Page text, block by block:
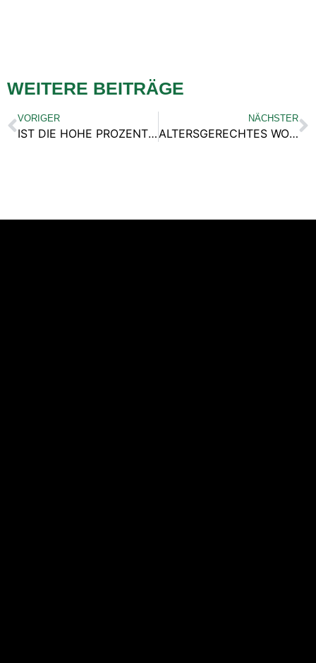
WEITERE BEITRÄGE
VORIGER
IST DIE HOHE PROZENTUALE MAKLERPROVISION GERECHTFERTIGT?
NÄCHSTER
ALTERSGERECHTES WOHNEN – WIE GEHT DAS?